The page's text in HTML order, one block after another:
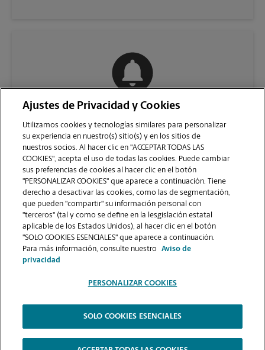
VER LA PÁGINA DE LA TIENDA
2026.
The UPS Store | Aviso de Privacidad | Términos de Uso del Sitio Web |
Contraste Alto
Ajustes de Privacidad y Cookies
Utilizamos cookies y tecnologías similares para personalizar
su experiencia en nuestro(s) sitio(s) y en los sitios de
nuestros socios. Al hacer clic en "ACCEPTAR TODAS LAS
COOKIES", acepta el uso de todas las cookies. Puede cambiar
sus preferencias de cookies al hacer clic en el botón
"PERSONALIZAR COOKIES" que aparece a continuación. Tiene
derecho a desactivar las cookies, como las de segmentación,
que pueden "compartir" su información personal con
"terceros" (tal y como se define en la lesgislación estatal
aplicable de los Estados Unidos), al hacer clic en el botón
"SOLO COOKIES ESENCIALES" que aparece a continuación.
Para más información, consulte nuestro
Aviso de
privacidad
PERSONALIZAR COOKIES
SOLO COOKIES ESENCIALES